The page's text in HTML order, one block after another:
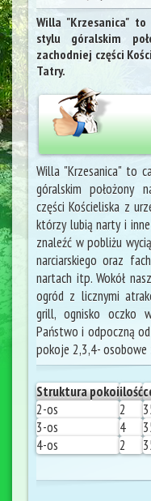
Willa "Krzesanica"
stylu góralskim
zachodniej części
Tatry.
Willa "Krzesanica" to
góralskim położony
części Kościeliska z
którzy lubią narty i
znaleźć w pobliżu
narciarskiego oraz
nartach itp. Wokół
ogród z licznymi
grill, ognisko oczko
Państwo i odpoczną
pokoje 2,3,4- osobowe
Struktura pokoiilość
2-os
2
3-os
4
4-os
2